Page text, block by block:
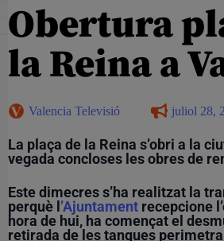
Obertura
la Reina a
Valencia Televisió juliol 28,
La plaça de la Reina s’obri a la
vegada concloses les obres de
Este dimecres s’ha realitzat la
perquè l’Ajuntament recepcione
hora de hui, ha començat el
retirada de les tanques